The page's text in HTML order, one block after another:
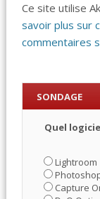
Ce site utilise
savoir plus sur
commentaires
SONDAGE
Quel
Lightroom
Capture